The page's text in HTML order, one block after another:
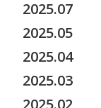
2026.02
2026.01
2025.07
2025.05
2025.04
2025.03
2025.02